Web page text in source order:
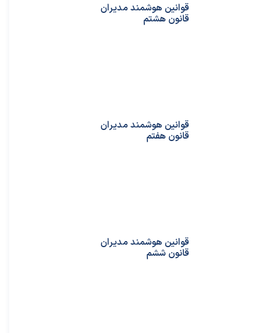
قوانین هوشمند مدیران
قانون هشتم
قوانین هوشمند مدیران
قانون هفتم
قوانین هوشمند مدیران
قانون ششم